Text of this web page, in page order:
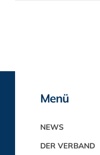
Menü
NEWS
DER VERBAND